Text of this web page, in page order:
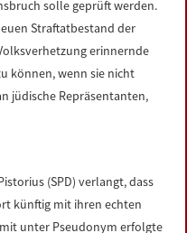
solle geprüft werden.
Straftatbestand der
erinnernde
können, wenn sie nicht
jüdische Repräsentanten,
(SPD) verlangt, dass
künftig mit ihren echten
unter Pseudonym erfolgte